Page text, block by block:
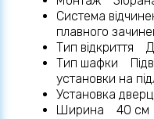
Система
плавного
Тип відкриття
Тип шафки
установки на
Установка
Ширина 40 см